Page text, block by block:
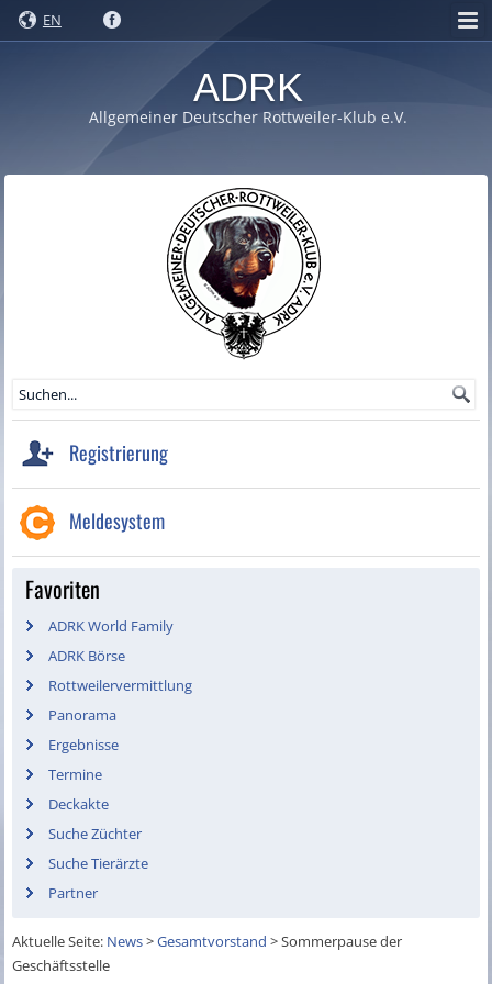
EN
ADRK
Allgemeiner Deutscher Rottweiler-Klub e.V.
Registrierung
Meldesystem
Favoriten
ADRK World Family
ADRK Börse
Rottweilervermittlung
Panorama
Ergebnisse
Termine
Deckakte
Suche Züchter
Suche Tierärzte
Partner
Aktuelle Seite: News>Gesamtvorstand >Sommerpause der
Geschäftsstelle